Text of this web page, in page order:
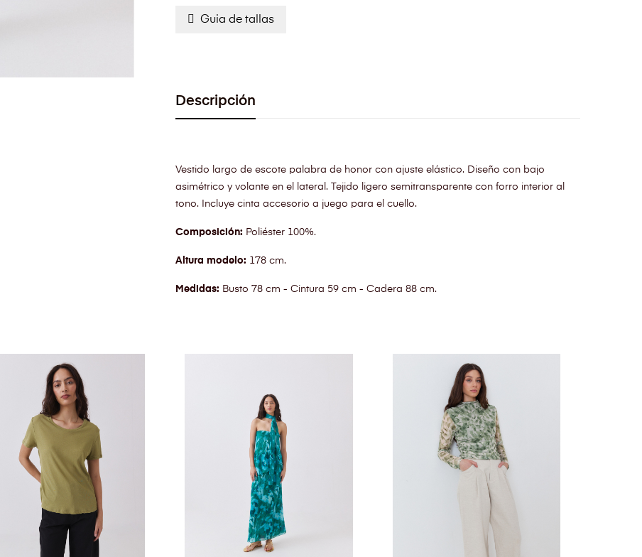
Guia de tallas
Descripción
Vestido largo de escote palabra de honor con ajuste elástico. Diseño con bajo
asimétrico y volante en el lateral. Tejido ligero semitransparente con forro interior al
tono. Incluye cinta accesorio a juego para el cuello.
Composición: Poliéster 100%.
Altura modelo: 178 cm.
Medidas: Busto 78 cm - Cintura 59 cm - Cadera 88 cm.